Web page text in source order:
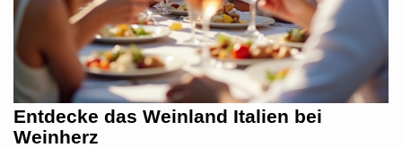
Entdecke das Weinland Italien bei
Weinherz